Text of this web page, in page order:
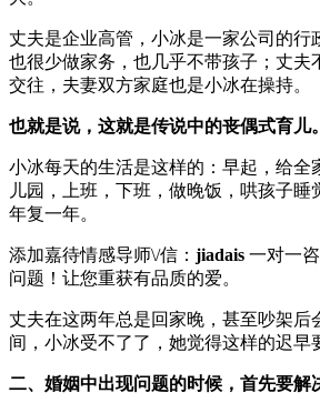
丈夫是企业高管，小冰是一家公司的行
也很少做家务，也几乎不带孩子；丈夫
交往，夫妻双方家庭也是小冰在操持。
也就是说，这就是传说中的丧偶式育儿。
小冰每天的生活是这样的：早起，给全
儿园，上班，下班，做晚饭，哄孩子睡
年复一年。
添加嘉待情感导师\/信： jiadais 一对一
问题！让您重获有品质的爱。
丈夫在这两年总是回家晚，甚至吵架后
间，小冰受不了了，她觉得这样的迟早
二、婚姻中出现问题的时候，首先要解